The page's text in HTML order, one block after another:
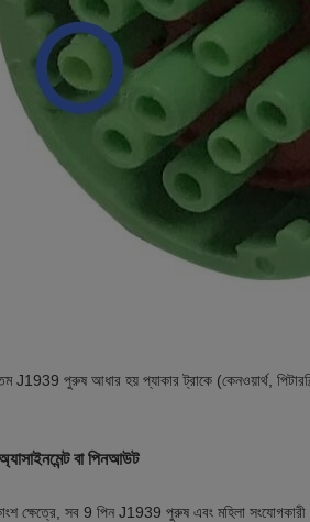
J1939 পুরুষ আধার হয় প্যাকার ট্রাকে (কেনওয়ার্থ,
বা পিনআউট
ক্ষেত্রে, সব 9 পিন J1939 পুরুষ এবং মহিলা সংযোগকারী